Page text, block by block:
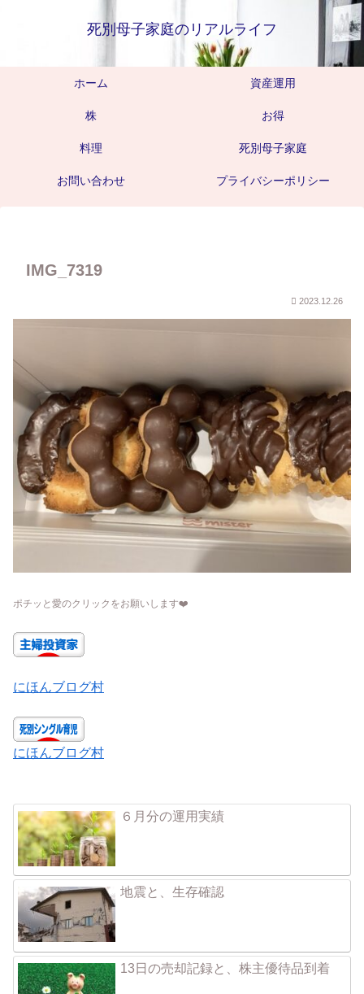
死別母子家庭のリアルライフ
ホーム 資産運用
株 お得
料理 死別母子家庭
お問い合わせ プライバシーポリシー
IMG_7319
2023.12.26
ポチッと愛のクリックをお願いします❤️
にほんブログ村
にほんブログ村
６月分の運用実績
地震と、生存確認
13日の売却記録と、株主優待品到着